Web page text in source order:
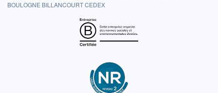
BOULOGNE BILLANCOURT CEDEX